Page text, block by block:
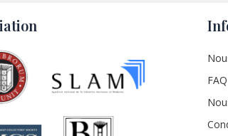
FAQ